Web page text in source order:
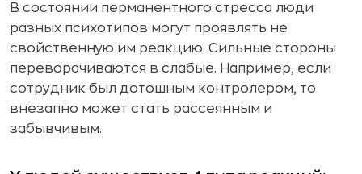
В состоянии перманентного стресса люди
разных психотипов могут проявлять не
свойственную им реакцию. Сильные стороны
переворачиваются в слабые. Например, если
сотрудник был дотошным контролером, то
внезапно может стать рассеянным и
забывчивым.